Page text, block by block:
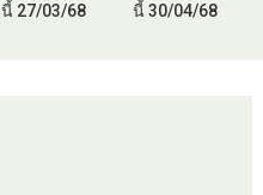
นี้ 27/03/68
นี้ 30/04/68